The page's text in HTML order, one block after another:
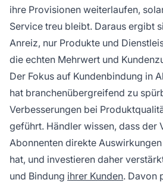
ihre Provisionen weiterlaufen,
Service treu bleibt. Daraus ergibt
Anreiz, nur Produkte und
die echten Mehrwert und
Der Fokus auf Kundenbindung in
hat branchenübergreifend zu
Verbesserungen bei
geführt. Händler wissen, dass der
Abonnenten direkte
hat, und investieren daher
und Bindung ihrer Kunden. Davon